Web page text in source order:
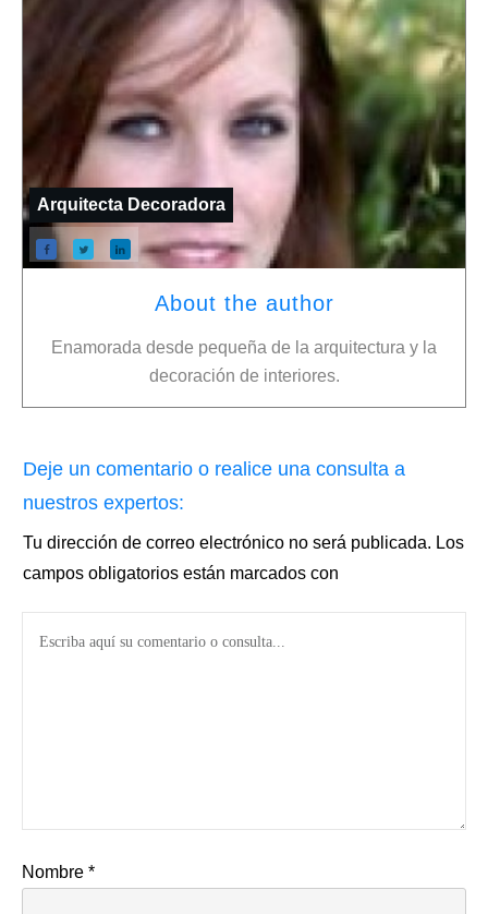
Arquitecta Decoradora
About the author
Enamorada desde pequeña de la arquitectura y la
decoración de interiores.
Deje un comentario o realice una consulta a
nuestros expertos:
Tu dirección de correo electrónico no será publicada. Los
campos obligatorios están marcados con
Nombre *